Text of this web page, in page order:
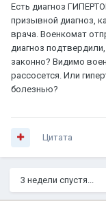
Есть диагноз
призывной диагноз,
врача. Военкомат
диагноз
законно? Видимо
рассосется. Или
болезнью?
Цитата
3 недели спустя...